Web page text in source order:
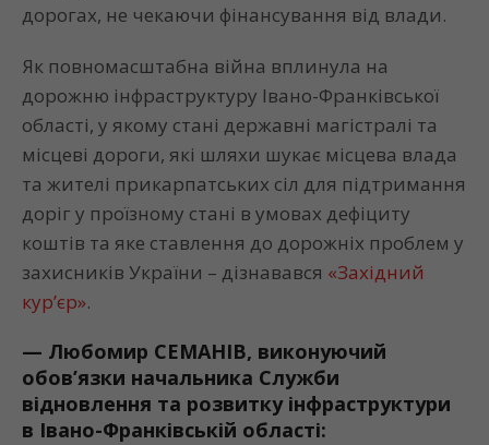
дорогах, не чекаючи фінансування від влади.
Як повномасштабна війна вплинула на
дорожню інфраструктуру Івано-Франківської
області, у якому стані державні магістралі та
місцеві дороги, які шляхи шукає місцева влада
та жителі прикарпатських сіл для підтримання
доріг у проїзному стані в умовах дефіциту
коштів та яке ставлення до дорожніх проблем у
захисників України – дізнавався «Західний
кур’єр».
— Любомир СЕМАНІВ, виконуючий
обов’язки начальника Служби
відновлення та розвитку інфраструктури
в Івано-Франківській області: